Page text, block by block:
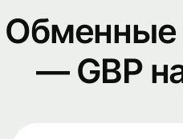
Обменные
— GBP